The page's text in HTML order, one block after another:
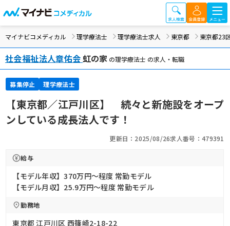
マイナビコメディカル 理学療法士 理学療法士求人 東京都 東京都23
社会福祉法人章佑会虹の家 の理学療法士 の求人・転職
募集停止 理学療法士
【東京都／江戸川区】 続々と新施設をオープ
ンしている成長法人です！
更新日：2025/08/26求人番号：479391
給与
【モデル年収】370万円〜程度 常勤モデル
【モデル月収】25.9万円〜程度 常勤モデル
勤務地
東京都 江戸川区 西篠崎2-18-22